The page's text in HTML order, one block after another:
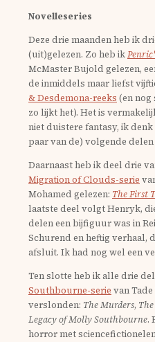
Novelleseries
Deze drie maanden heb ik
(uit)gelezen. Zo heb ik
McMaster Bujold gelezen,
de inmiddels maar liefst
& Desdemona-reeks (en nog
zo lijkt het). Het is
niet duistere fantasy, ik
paar van de) volgende delen
Daarnaast heb ik deel drie
Migration of Clouds-serie
Mohamed gelezen: The First
laatste deel volgt Henryk,
delen een bijfiguur was in
Schurend en heftig verhaal,
afsluit. Ik had nog wel een
Ten slotte heb ik alle drie
Southbourne-serie van
verslonden: The Murders,
Legacy of Molly Southbourne.
horror met